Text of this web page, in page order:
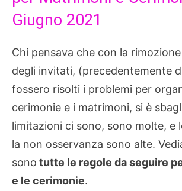
Giugno 2021
Chi pensava che con la
degli invitati, (precedentemente
fossero risolti i problemi per
cerimonie e i matrimoni, si è
limitazioni ci sono, sono molte, e
la non osservanza sono alte.
sono tutte le regole da seguire
e le cerimonie.